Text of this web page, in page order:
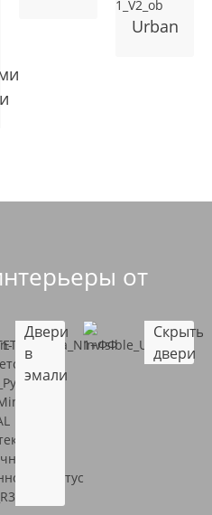
Urban
от
Двери
в
эмали
двери